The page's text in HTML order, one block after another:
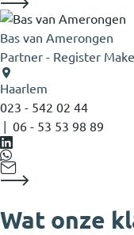
Bas van Amerongen
Partner - Register
Haarlem
023 - 542 02 44
06 - 53 53 98 89
Wat onze